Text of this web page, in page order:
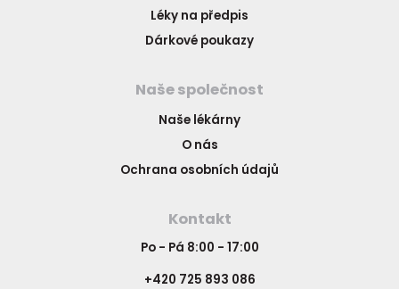
Léky na předpis
Dárkové poukazy
Naše společnost
Naše lékárny
O nás
Ochrana osobních údajů
Kontakt
Po - Pá 8:00 - 17:00
+420 725 893 086